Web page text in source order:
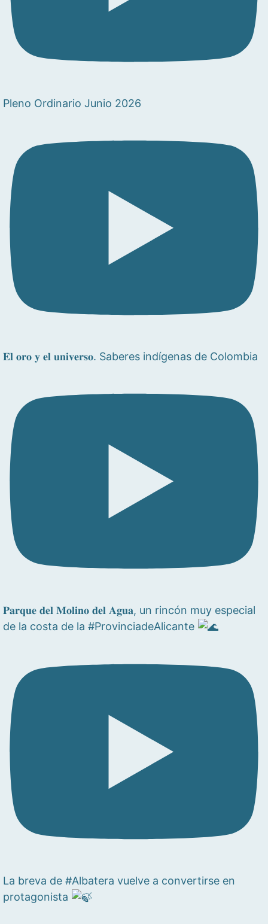
Pleno Ordinario Junio 2026
𝐄𝐥 𝐨𝐫𝐨 𝐲 𝐞𝐥 𝐮𝐧𝐢𝐯𝐞𝐫𝐬𝐨. Saberes indígenas de Colombia
𝐏𝐚𝐫𝐪𝐮𝐞 𝐝𝐞𝐥 𝐌𝐨𝐥𝐢𝐧𝐨 𝐝𝐞𝐥 𝐀𝐠𝐮𝐚, un rincón muy especial
de la costa de la #ProvinciadeAlicante
La breva de #Albatera vuelve a convertirse en
protagonista